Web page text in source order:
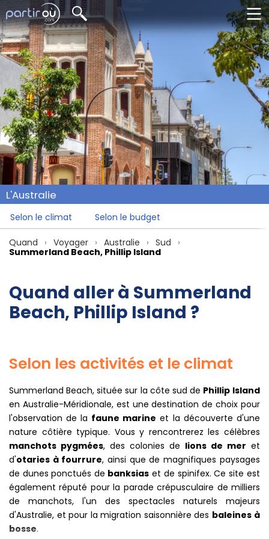
L'Australie
Selon le climat Selon le budget
Quand Voyager Australie
Sud
Summerland Beach, Phillip Island
Quand aller à Summerland
Beach, Phillip Island ?
Selon les activités et le climat
Summerland Beach, située sur la côte sud de Phillip Island
en Australie-Méridionale, est une destination de choix pour
l'observation de la faune marine et la découverte d'une
nature côtière typique. Vous y rencontrerez les célèbres
manchots pygmées, des colonies de lions de mer et
d'otaries à fourrure, ainsi que de magnifiques paysages
de dunes ponctués de banksias et de spinifex. Ce site est
également réputé pour la parade crépusculaire de milliers
de manchots, l'un des spectacles naturels majeurs
d'Australie, et pour la migration saisonnière des baleines à
bosse.